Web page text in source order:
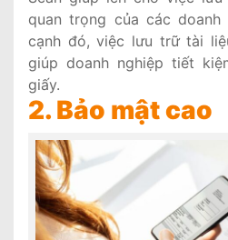
quan trọng của các doanh
cạnh đó, việc lưu trữ tài
giúp doanh nghiệp tiết
giấy.
2. Bảo mật cao